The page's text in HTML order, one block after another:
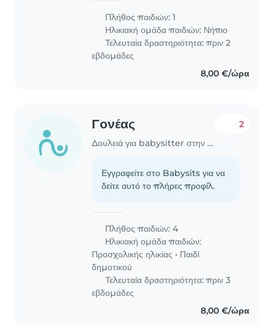
Πλήθος παιδιών: 1
Ηλικιακή ομάδα παιδιών: Νήπιο
Τελευταία δραστηριότητα: πριν 2
εβδομάδες
8,00 €/ώρα
Γονέας
Δουλειά για babysitter στην περιοχή Βάρη
2
Εγγραφείτε στο Babysits για να
δείτε αυτό το πλήρες προφίλ.
Πλήθος παιδιών: 4
Ηλικιακή ομάδα παιδιών:
Προσχολικής ηλικίας • Παιδί
δημοτικού
Τελευταία δραστηριότητα: πριν 3
εβδομάδες
8,00 €/ώρα